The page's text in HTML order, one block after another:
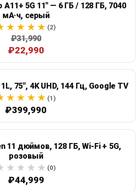
A11+ 5G 11" — 6 ГБ / 128 ГБ, 7040
мА·ч, серый
(2)
₽31,990
₽22,990
75″, 4K UHD, 144 Гц, Google TV
(1)
₽399,990
11 дюймов, 128 ГБ, Wi‑Fi + 5G,
розовый
(0)
₽44,999